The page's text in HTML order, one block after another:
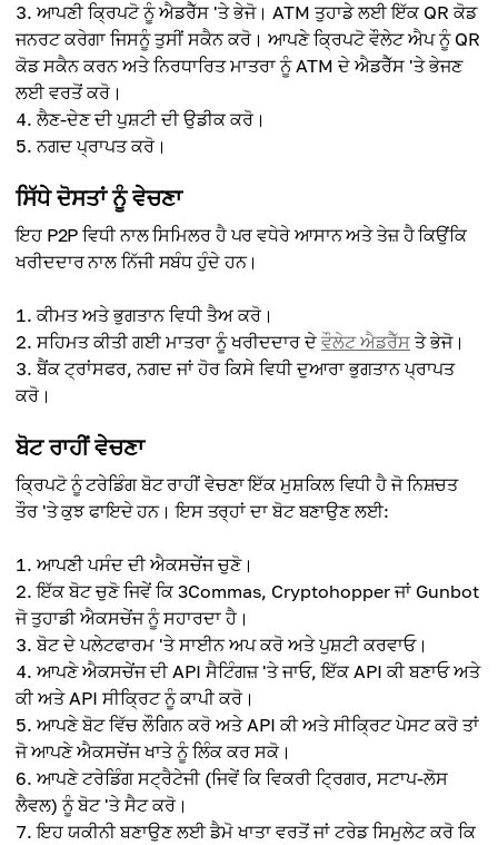
ਆਪਣੀ ਕ੍ਰਿਪਟੋ ਨੂੰ ਐਡਰੈੱਸ 'ਤੇ ਭੇਜੋ। ATM ਤੁਹਾਡੇ ਲਈ ਇੱਕ QR ਕੋਡ
ਜਨਰਟ ਕਰੇਗਾ ਜਿਸਨੂੰ ਤੁਸੀਂ ਸਕੈਨ ਕਰੋ। ਆਪਣੇ ਕ੍ਰਿਪਟੋ ਵੌਲੇਟ ਐਪ ਨੂੰ QR
ਕੋਡ ਸਕੈਨ ਕਰਨ ਅਤੇ ਨਿਰਧਾਰਿਤ ਮਾਤਰਾ ਨੂੰ ATM ਦੇ ਐਡਰੈੱਸ 'ਤੇ ਭੇਜਣ
ਲਈ ਵਰਤੋਂ ਕਰੋ।
ਲੈਣ-ਦੇਣ ਦੀ ਪੁਸ਼ਟੀ ਦੀ ਉਡੀਕ ਕਰੋ।
ਨਗਦ ਪ੍ਰਾਪਤ ਕਰੋ।
ਸਿੱਧੇ ਦੋਸਤਾਂ ਨੂੰ ਵੇਚਣਾ
ਇਹ P2P ਵਿਧੀ ਨਾਲ ਸਿਮਿਲਰ ਹੈ ਪਰ ਵਧੇਰੇ ਆਸਾਨ ਅਤੇ ਤੇਜ਼ ਹੈ ਕਿਉਂਕਿ
ਖਰੀਦਦਾਰ ਨਾਲ ਨਿੱਜੀ ਸਬੰਧ ਹੁੰਦੇ ਹਨ।
ਕੀਮਤ ਅਤੇ ਭੁਗਤਾਨ ਵਿਧੀ ਤੈਅ ਕਰੋ।
ਸਹਿਮਤ ਕੀਤੀ ਗਈ ਮਾਤਰਾ ਨੂੰ ਖਰੀਦਦਾਰ ਦੇ ਵੌਲੇਟ ਐਡਰੈੱਸ ਤੇ ਭੇਜੋ।
ਬੈਂਕ ਟ੍ਰਾਂਸਫਰ, ਨਗਦ ਜਾਂ ਹੋਰ ਕਿਸੇ ਵਿਧੀ ਦੁਆਰਾ ਭੁਗਤਾਨ ਪ੍ਰਾਪਤ
ਕਰੋ।
ਬੋਟ ਰਾਹੀਂ ਵੇਚਣਾ
ਕ੍ਰਿਪਟੋ ਨੂੰ ਟਰੇਡਿੰਗ ਬੋਟ ਰਾਹੀਂ ਵੇਚਣਾ ਇੱਕ ਮੁਸ਼ਕਿਲ ਵਿਧੀ ਹੈ ਜੋ ਨਿਸ਼ਚਤ
ਤੌਰ 'ਤੇ ਕੁਝ ਫਾਇਦੇ ਹਨ। ਇਸ ਤਰ੍ਹਾਂ ਦਾ ਬੋਟ ਬਣਾਉਣ ਲਈ:
ਆਪਣੀ ਪਸੰਦ ਦੀ ਐਕਸਚੇਂਜ ਚੁਣੋ।
ਇੱਕ ਬੋਟ ਚੁਣੋ ਜਿਵੇਂ ਕਿ 3Commas, Cryptohopper ਜਾਂ Gunbot
ਜੋ ਤੁਹਾਡੀ ਐਕਸਚੇਂਜ ਨੂੰ ਸਹਾਰਦਾ ਹੈ।
ਬੋਟ ਦੇ ਪਲੇਟਫਾਰਮ 'ਤੇ ਸਾਈਨ ਅਪ ਕਰੋ ਅਤੇ ਪੁਸ਼ਟੀ ਕਰਵਾਓ।
ਆਪਣੇ ਐਕਸਚੇਂਜ ਦੀ API ਸੈਟਿੰਗਜ਼ 'ਤੇ ਜਾਓ, ਇੱਕ API ਕੀ ਬਣਾਓ ਅਤੇ
ਕੀ ਅਤੇ API ਸੀਕ੍ਰਿਟ ਨੂੰ ਕਾਪੀ ਕਰੋ।
ਆਪਣੇ ਬੋਟ ਵਿੱਚ ਲੌਗਿਨ ਕਰੋ ਅਤੇ API ਕੀ ਅਤੇ ਸੀਕ੍ਰਿਟ ਪੇਸਟ ਕਰੋ ਤਾਂ
ਜੋ ਆਪਣੇ ਐਕਸਚੇਂਜ ਖਾਤੇ ਨੂੰ ਲਿੰਕ ਕਰ ਸਕੋ।
ਆਪਣੇ ਟਰੇਡਿੰਗ ਸਟ੍ਰੈਟੇਜੀ (ਜਿਵੇਂ ਕਿ ਵਿਕਰੀ ਟ੍ਰਿਗਰ, ਸਟਾਪ-ਲੋਸ
ਲੈਵਲ) ਨੂੰ ਬੋਟ 'ਤੇ ਸੈਟ ਕਰੋ।
ਇਹ ਯਕੀਨੀ ਬਣਾਉਣ ਲਈ ਡੈਮੋ ਖਾਤਾ ਵਰਤੋਂ ਜਾਂ ਟਰੇਡ ਸਿਮੁਲੇਟ ਕਰੋ ਕਿ